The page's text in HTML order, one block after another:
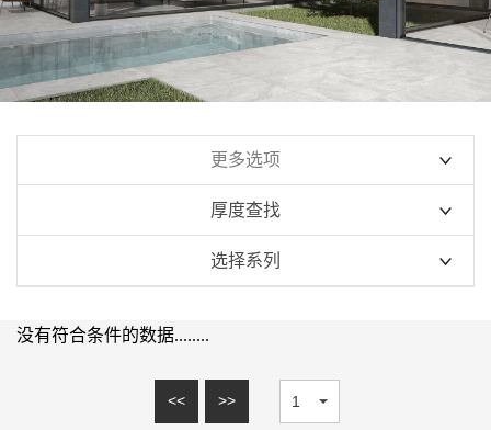
更多选项
厚度查找
10mm系列
选择系列
木纹砖系列
板岩系列
没有符合条件的数据........
<< >>